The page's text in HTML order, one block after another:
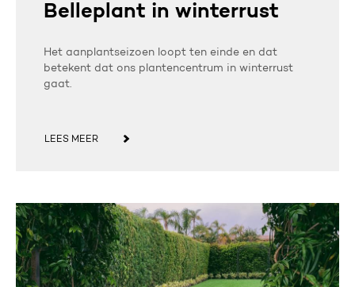
Belleplant in winterrust
Het aanplantseizoen loopt ten einde en dat
betekent dat ons plantencentrum in winterrust
gaat.
LEES MEER